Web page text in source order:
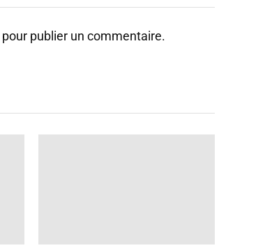
pour publier un commentaire.